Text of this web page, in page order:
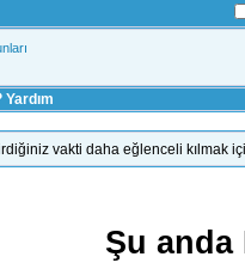
Yardım
vakti daha eğlenceli kılmak
Şu anda